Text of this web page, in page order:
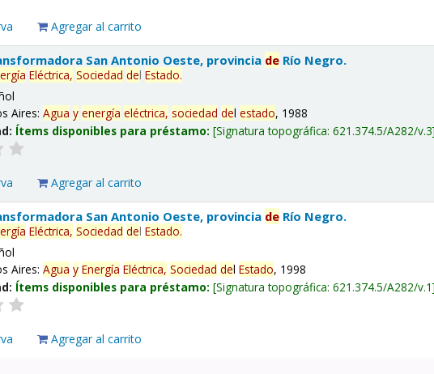
Agregar al carrito
San Antonio Oeste, provincia de Río Negro.
Eléctrica, Sociedad delEstado.
Aires:Agua y energía eléctrica, sociedad delestado, 1988
Ítems disponibles para préstamo: Signatura topográfica:621.374.5/A282/v.3
Agregar al carrito
San Antonio Oeste, provincia de Río Negro.
Eléctrica, Sociedad delEstado.
Aires:Agua y Energía Eléctrica, Sociedad delEstado, 1998
Ítems disponibles para préstamo: Signatura topográfica:621.374.5/A282/v.1
Agregar al carrito